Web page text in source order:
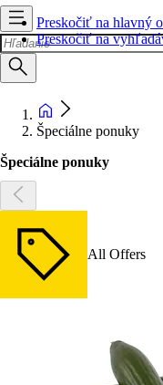
Preskočiť na hlavný
Preskočiť na
Špeciálne ponuky
Špeciálne ponuky
All Offers